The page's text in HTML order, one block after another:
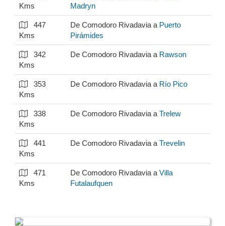
Kms
Madryn
447
Kms
De Comodoro Rivadavia a Puerto
Pirámides
342
Kms
De Comodoro Rivadavia a Rawson
353
Kms
De Comodoro Rivadavia a Río Pico
338
Kms
De Comodoro Rivadavia a Trelew
441
Kms
De Comodoro Rivadavia a Trevelin
471
Kms
De Comodoro Rivadavia a Villa
Futalaufquen